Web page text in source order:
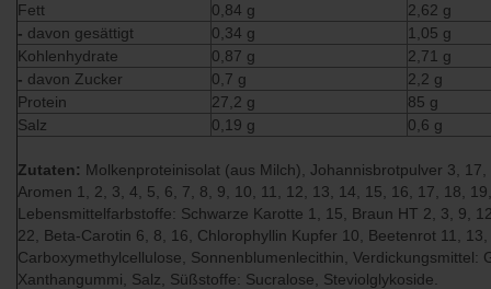
Fett
0,84 g
2,62 g
- davon gesättigt 0,34 g
1,05 g
Kohlenhydrate
0,87 g
2,71 g
- davon Zucker 0,7 g
2,2 g
Protein
27,2 g
85 g
Salz
0,19 g 0,6 g
Zutaten: Molkenproteinisolat (aus Milch), Johannisbrotpulver 3,
Aromen 1, 2, 3, 4, 5, 6, 7, 8, 9, 10, 11, 12, 13, 14, 15, 16, 17, 18,
Lebensmittelfarbstoffe: Schwarze Karotte 1, 15, Braun HT 2, 3, 9,
22, Beta-Carotin 6, 8, 16, Chlorophyllin Kupfer 10, Beetenrot 11,
Carboxymethylcellulose, Sonnenblumenlecithin, Verdickungsmittel:
Xanthangummi, Salz, Süßstoffe: Sucralose, Steviolglykoside.